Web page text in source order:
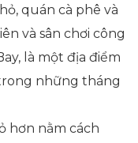
quán cà phê và
và sân chơi công
là một địa điểm
những tháng
hơn nằm cách